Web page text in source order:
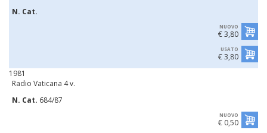
N. Cat.
NUOVO
€ 3,80
USATO
€ 3,80
1981
Radio Vaticana 4 v.
N. Cat. 684/87
NUOVO
€ 0,50